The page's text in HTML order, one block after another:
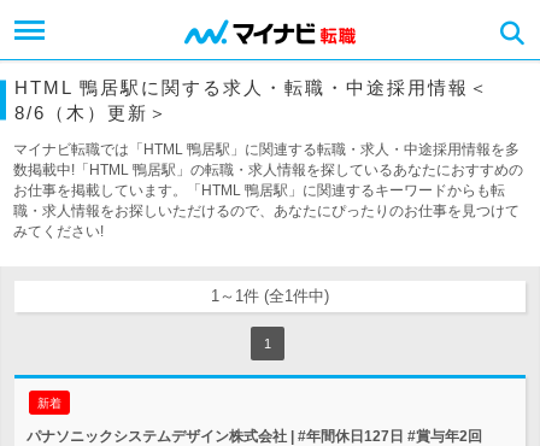
HTML 鴨居駅に関する求人・転職・中途採用情報＜
8/6（木）更新＞
マイナビ転職では「HTML 鴨居駅」に関連する転職・求人・中途採用情報を多
数掲載中!「HTML 鴨居駅」の転職・求人情報を探しているあなたにおすすめの
お仕事を掲載しています。「HTML 鴨居駅」に関連するキーワードからも転
職・求人情報をお探しいただけるので、あなたにぴったりのお仕事を見つけて
みてください!
1～1件 (全1件中)
1
新着
パナソニックシステムデザイン株式会社 | #年間休日127日 #賞与年2回